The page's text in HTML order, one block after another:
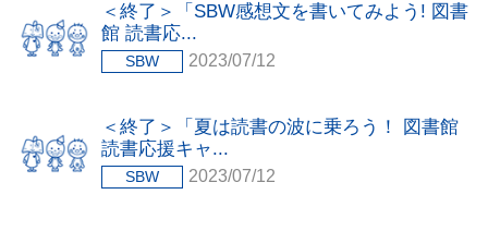
＜終了＞「SBW感想文を書いてみよう! 図書
館 読書応...
SBW 2023/07/12
＜終了＞「夏は読書の波に乗ろう！ 図書館
読書応援キャ...
SBW 2023/07/12